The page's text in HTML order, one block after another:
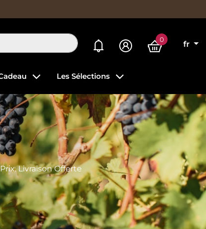
Mes alertes 0
fr
Les Sélections
Livraison Offerte